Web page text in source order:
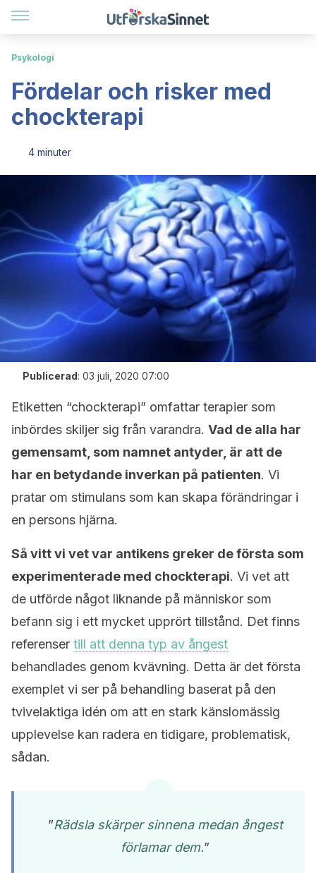
Psykologi
Fördelar och risker med
chockterapi
4 minuter
Publicerad: 03 juli, 2020 07:00
Etiketten “chockterapi” omfattar terapier som
inbördes skiljer sig från varandra. Vad de alla har
gemensamt, som namnet antyder, är att de
har en betydande inverkan på patienten. Vi
pratar om stimulans som kan skapa förändringar i
en persons hjärna.
Så vitt vi vet var antikens greker de första som
experimenterade med chockterapi. Vi vet att
de utförde något liknande på människor som
befann sig i ett mycket upprört tillstånd. Det finns
referenser till att denna typ av ångest
behandlades genom kvävning. Detta är det första
exemplet vi ser på behandling baserat på den
tvivelaktiga idén om att en stark känslomässig
upplevelse kan radera en tidigare, problematisk,
sådan.
”Rädsla skärper sinnena medan ångest
förlamar dem.”